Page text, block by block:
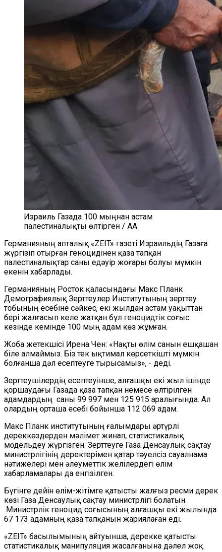
Израиль Газада 100 мыңнан астам
палестиналықты өлтірген / AA
Германияның апталық «ZEIT» газеті Израильдің Газаға
жүргізіп отырған геноцидінен қаза тапқан
палестиналықтар саны едәуір жоғары болуы мүмкін
екенін хабарлады.
Германияның Росток қаласындағы Макс Планк
Демографиялық Зерттеулер Институтының зерттеу
тобының есебіне сәйкес, екі жылдан астам уақыттан
бері жалғасып келе жатқан бұл геноцидтік соғыс
кезінде кемінде 100 мың адам көз жұмған.
Жоба жетекшісі Ирена Чен: «Нақты өлім санын ешқашан
біле алмаймыз. Біз тек ықтимал көрсеткішті мүмкін
болғанша дәл есептеуге тырысамыз», - деді.
Зерттеушілердің есептеуінше, алғашқы екі жыл ішінде
қоршаудағы Газада қаза тапқан немесе өлтірілген
адамдардың саны 99 997 мен 125 915 аралығында. Ал
олардың орташа есебі бойынша 112 069 адам.
Макс Планк институтының ғалымдары әртүрлі
дереккөздерден мәлімет жинап, статистикалық
модельдеу жүргізген. Зерттеуге Газа Денсаулық сақтау
министрлігінің деректерімен қатар тәуелсіз сауалнама
нәтижелері мен әлеуметтік желілердегі өлім
хабарламалары да енгізілген.
Бүгінге дейін өлім-жітімге қатысты жалғыз ресми дерек
көзі Газа Денсаулық сақтау министрлігі болатын.
Министрлік геноцид соғысының алғашқы екі жылында
67 173 адамның қаза тапқанын жариялаған еді.
«ZEIT» басылымының айтуынша, дерекке қатысты
статистикалық манипуляция жасалғанына дәлел жоқ.